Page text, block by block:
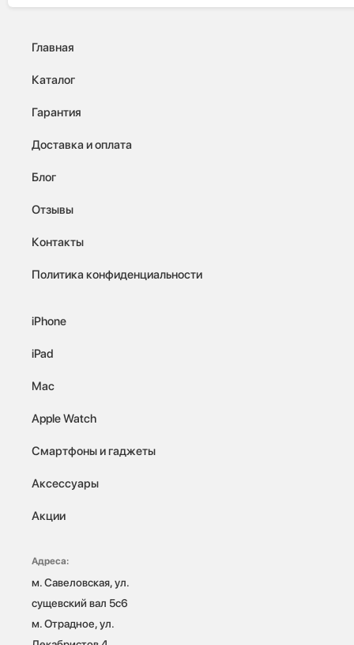
Главная
Каталог
Гарантия
Доставка и оплата
Блог
Отзывы
Контакты
Политика конфиденциальности
iPhone
iPad
Mac
Apple Watch
Смартфоны и гаджеты
Аксессуары
Акции
Адреса:
м. Савеловская, ул.
сущевский вал 5с6
м. Отрадное, ул.